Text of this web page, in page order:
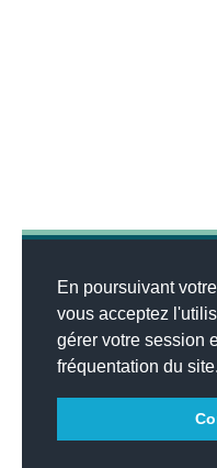
En poursuivant
vous acceptez
gérer votre session
fréquentation du site.
© 2026